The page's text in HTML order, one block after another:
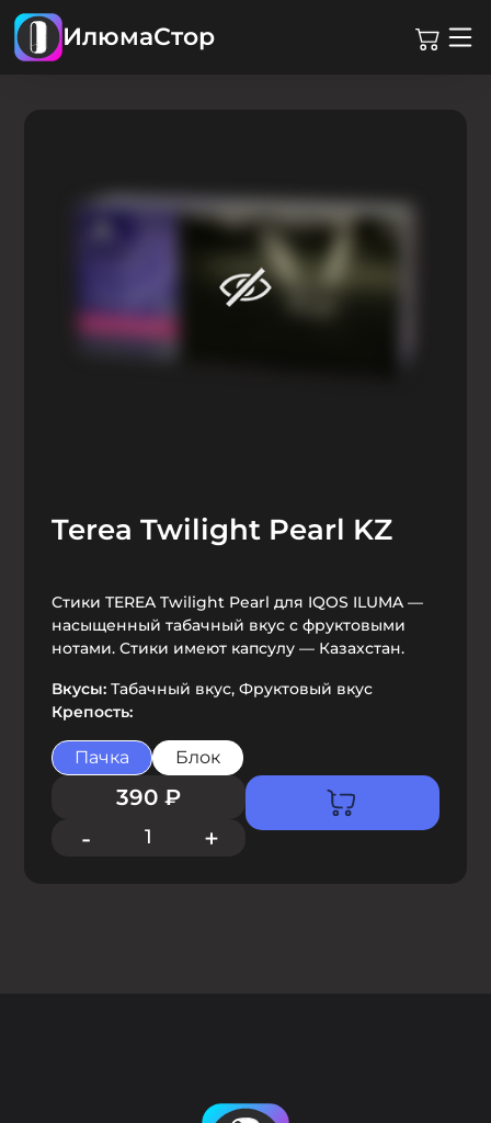
ИлюмаСтор
Terea Twilight Pearl KZ
Стики TEREA Twilight Pearl для IQOS ILUMA —
насыщенный табачный вкус с фруктовыми
нотами. Стики имеют капсулу — Казахстан.
Вкусы:Табачный вкус, Фруктовый вкус
Крепость:
Пачка Блок
390 ₽
- 1 +